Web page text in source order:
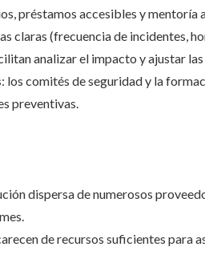
préstamos accesibles y mentoría
claras (frecuencia de incidentes,
analizar el impacto y ajustar
: los comités de seguridad y la
preventivas.
dispersa de numerosos
de recursos suficientes para